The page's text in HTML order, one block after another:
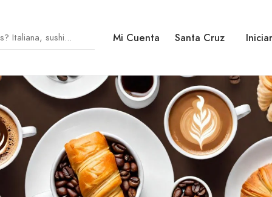
Mi Cuenta Santa Cruz